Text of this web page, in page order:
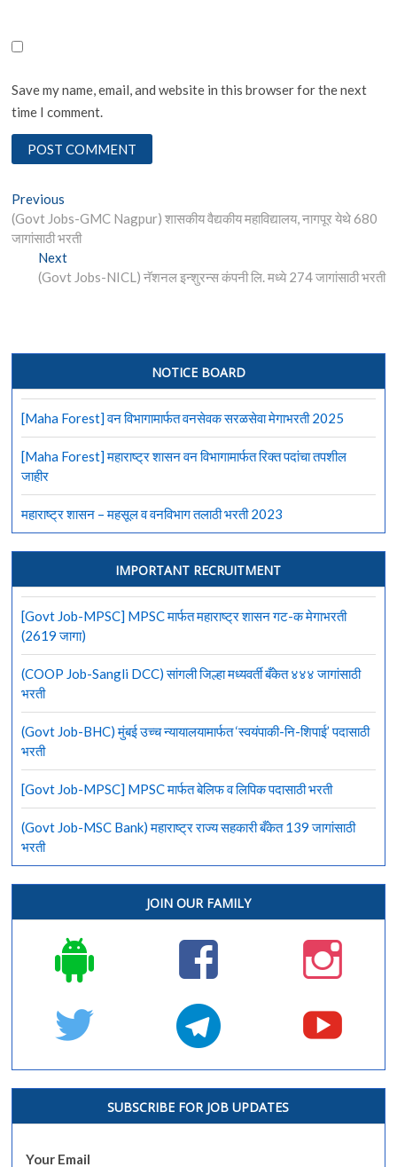
Save my name, email, and website in this browser for the next
time I comment.
Post
navigation
Previous
post:
(Govt Jobs-GMC Nagpur) शासकीय वैद्यकीय महाविद्यालय, नागपूर येथे 680
जागांसाठी भरती
NextNext
post:
(Govt Jobs-NICL) नॅशनल इन्शुरन्स कंपनी लि. मध्ये 274 जागांसाठी भरती
NOTICE BOARD
[Maha Forest] वन विभागामार्फत वनसेवक सरळसेवा मेगाभरती 2025
[Maha Forest] महाराष्ट्र शासन वन विभागामार्फत रिक्त पदांचा तपशील
जाहीर
महाराष्ट्र शासन – महसूल व वनविभाग तलाठी भरती 2023
IMPORTANT RECRUITMENT
[Govt Job-MPSC] MPSC मार्फत महाराष्ट्र शासन गट-क मेगाभरती
(2619 जागा)
(COOP Job-Sangli DCC) सांगली जिल्हा मध्यवर्ती बँकेत ४४४ जागांसाठी
भरती
(Govt Job-BHC) मुंबई उच्च न्यायालयामार्फत ‘स्वयंपाकी-नि-शिपाई’ पदासाठी
भरती
[Govt Job-MPSC] MPSC मार्फत बेलिफ व लिपिक पदासाठी भरती
(Govt Job-MSC Bank) महाराष्ट्र राज्य सहकारी बँकेत 139 जागांसाठी
भरती
JOIN OUR FAMILY
SUBSCRIBE FOR JOB UPDATES
Your Email